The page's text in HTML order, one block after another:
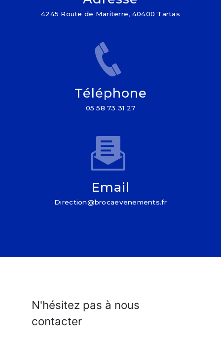
4245 Route de Mariterre, 40400 Tartas
Téléphone
05 58 73 31 27
Email
direction@brocaevenements.fr
N'hésitez pas à nous
contacter